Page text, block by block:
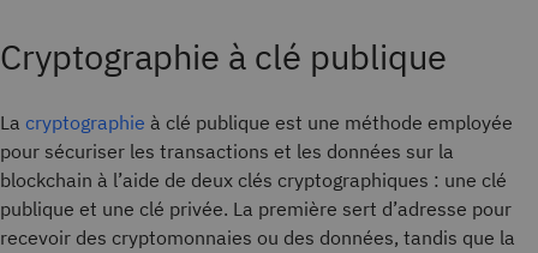
Cryptographie à clé publique
La cryptographie à clé publique est une méthode employée
pour sécuriser les transactions et les données sur la
blockchain à l’aide de deux clés cryptographiques : une clé
publique et une clé privée. La première sert d’adresse pour
recevoir des cryptomonnaies ou des données, tandis que la